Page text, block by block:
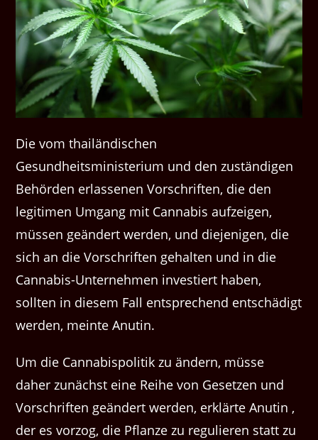
Die vom thailändischen
Gesundheitsministerium und den zuständigen
Behörden erlassenen Vorschriften, die den
legitimen Umgang mit Cannabis aufzeigen,
müssen geändert werden, und diejenigen, die
sich an die Vorschriften gehalten und in die
Cannabis-Unternehmen investiert haben,
sollten in diesem Fall entsprechend entschädigt
werden, meinte Anutin.
Um die Cannabispolitik zu ändern, müsse
daher zunächst eine Reihe von Gesetzen und
Vorschriften geändert werden, erklärte Anutin ,
der es vorzog, die Pflanze zu regulieren statt zu